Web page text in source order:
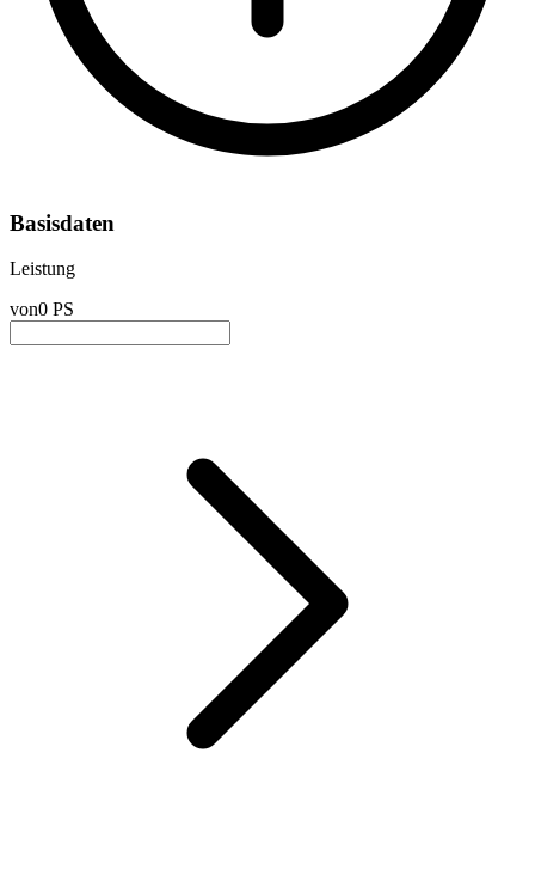
Basisdaten
Leistung
von0 PS